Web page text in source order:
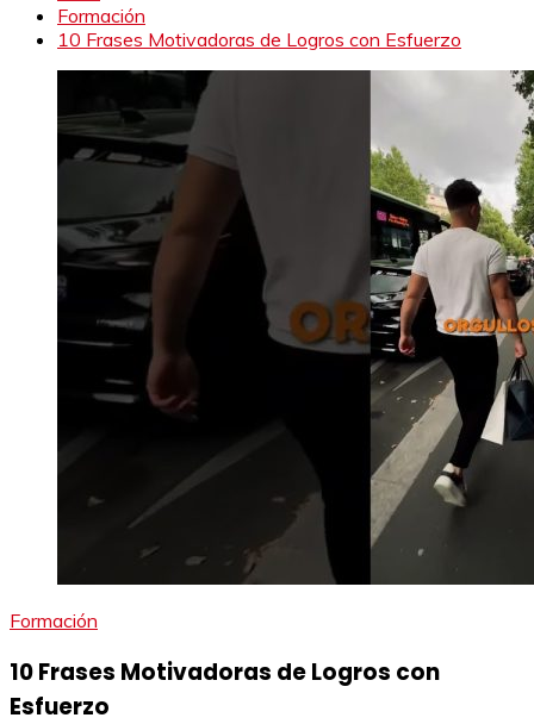
Formación
10 Frases Motivadoras de Logros con Esfuerzo
Formación
10 Frases Motivadoras de Logros con
Esfuerzo